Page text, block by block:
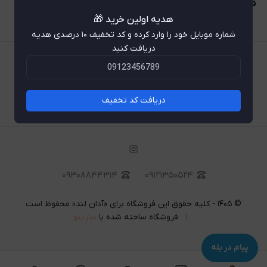
هستن.
تماس با ما
درباره ما
۰۹۱۲۱۳۵۰۵۲۴ ۰۹۳۰۸۸۴۴۳۱۴
© ۱۴۰۵ - کلیه حقوق این فروشگاه برای «آدان لند» محفوظ است
فروشگاه ساخته شده با سازیتو
هدیه اولین خرید 🎁
شماره موبایل خود را وارد کرده و کد تخفیف ۱۰ درصدی هدیه
دریافت کنید
دریافت کد تخفیف
پیام در بله